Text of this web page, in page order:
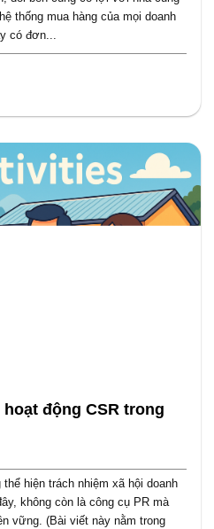
thống mua hàng của mọi doanh
có đơn...
động CSR trong
hiện trách nhiệm xã hội doanh
không còn là công cụ PR mà
vững. (Bài viết này nằm trong